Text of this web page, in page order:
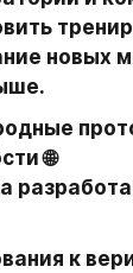
новых
🌐
к